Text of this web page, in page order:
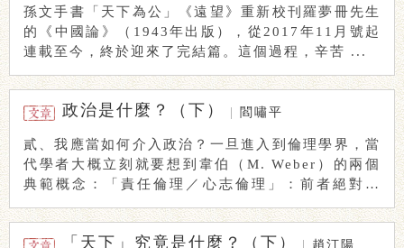
孫文手書「天下為公」《遠望》重新校刊羅夢冊先生
的《中國論》（1943年出版），從2017年11月號起
連載至今，終於迎來了完結篇。這個過程，辛苦 ...
政治是什麼？（下） 閻嘯平
貳、我應當如何介入政治？一旦進入到倫理學界，當
代學者大概立刻就要想到韋伯（M. Weber）的兩個
典範概念：「責任倫理／心志倫理」：前者絕對務
...
「天下」究竟是什麼？（下） 趙汀陽